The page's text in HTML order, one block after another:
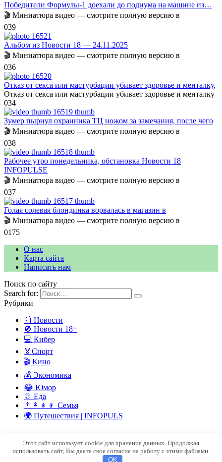
Победители Формулы-1 доехали до подиума на машине из…
🎬 Миниатюра видео — смотрите полную версию в
039
Альбом из Новости 18 — 24.11.2025
🎬 Миниатюра видео — смотрите полную версию в
036
Отказ от секса или мастурбации убивает здоровье и менталку,
Отказ от секса или мастурбации убивает здоровье и менталку
034
Зумер пырнул охранника ТЦ ножом за замечания, после чего
🎬 Миниатюра видео — смотрите полную версию в
038
Рабочее утро понедельника, обстановка Новости 18
INFOPULSE
🎬 Миниатюра видео — смотрите полную версию в
037
Голая солевая блондинка ворвалась в магазин в
🎬 Миниатюра видео — смотрите полную версию в
0175
О нас
Карта сайта
Написать нам
Поиск по сайту
Search for:
Рубрики
📰 Новости
🚫 Новости 18+
💻 Кибер
🏅Спорт
🎬 Кино
💰 Экономика
😂 Юмор
🍲 Еда
👨‍👩‍👧‍👦 Семья
🌍 Путешествия | INFOPULS
Мы в социальных сетях
© 2026 INFOPULSE — ПУЛЬС СОВРЕМЕННОГО МИРА
Этот сайт использует cookie для хранения данных. Продолжая
использовать сайт, Вы даете свое согласие на работу с этими файлами.
OK